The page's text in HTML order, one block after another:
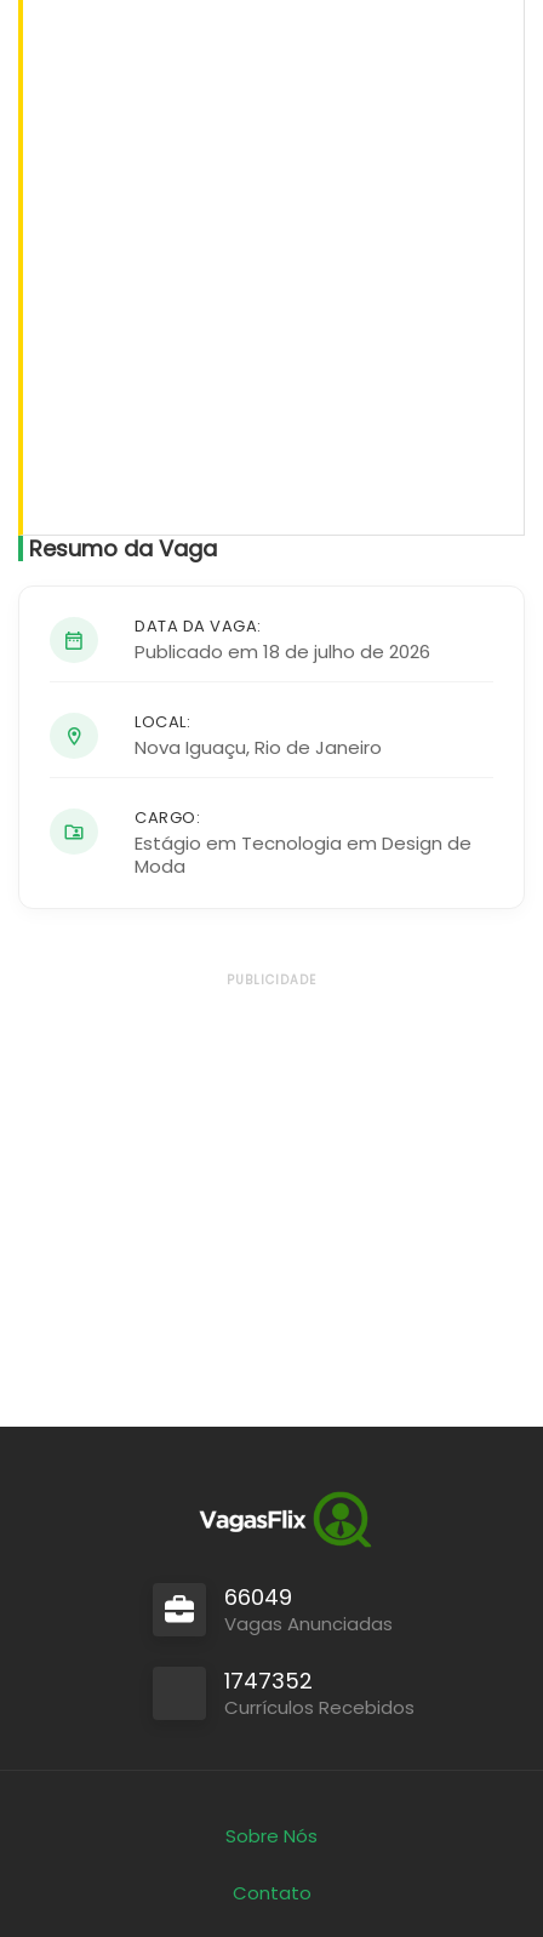
Resumo da Vaga
DATA DA VAGA:
Publicado em 18 de julho de 2026
LOCAL:
Nova Iguaçu,Rio de Janeiro
CARGO:
Estágio em Tecnologia em Design de
Moda
PUBLICIDADE
66049
Vagas Anunciadas
1747352
Currículos Recebidos
Sobre Nós
Contato